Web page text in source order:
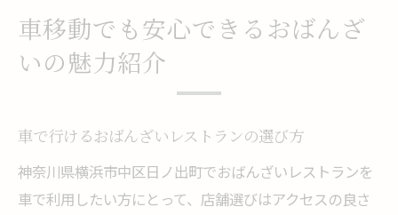
車移動でも安心できるおばんざ
いの魅力紹介
車で行けるおばんざいレストランの選び方
神奈川県横浜市中区日ノ出町でおばんざいレストランを
車で利用したい方にとって、店舗選びはアクセスの良さ